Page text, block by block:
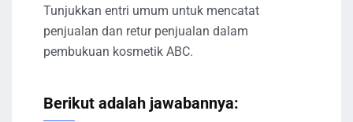
Tunjukkan entri umum untuk mencatat
penjualan dan retur penjualan dalam
pembukuan kosmetik ABC.
Berikut adalah jawabannya: